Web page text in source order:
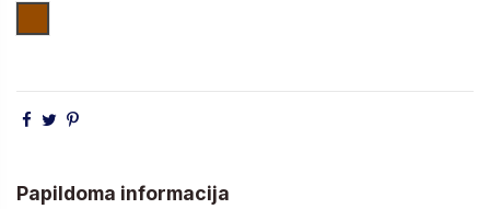
Papildoma informacija